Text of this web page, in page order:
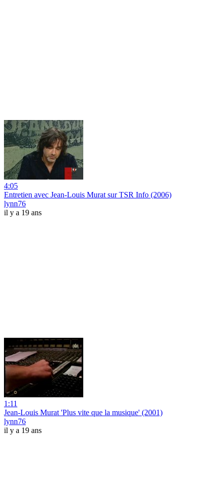
4:05
Entretien avec Jean-Louis Murat sur TSR Info (2006)
lynn76
il y a 19 ans
1:11
Jean-Louis Murat 'Plus vite que la musique' (2001)
lynn76
il y a 19 ans